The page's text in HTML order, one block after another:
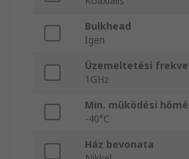
Bulkhead
Igen
Üzemeltetési
1GHz
Min. működési
-40°C
Ház bevonata